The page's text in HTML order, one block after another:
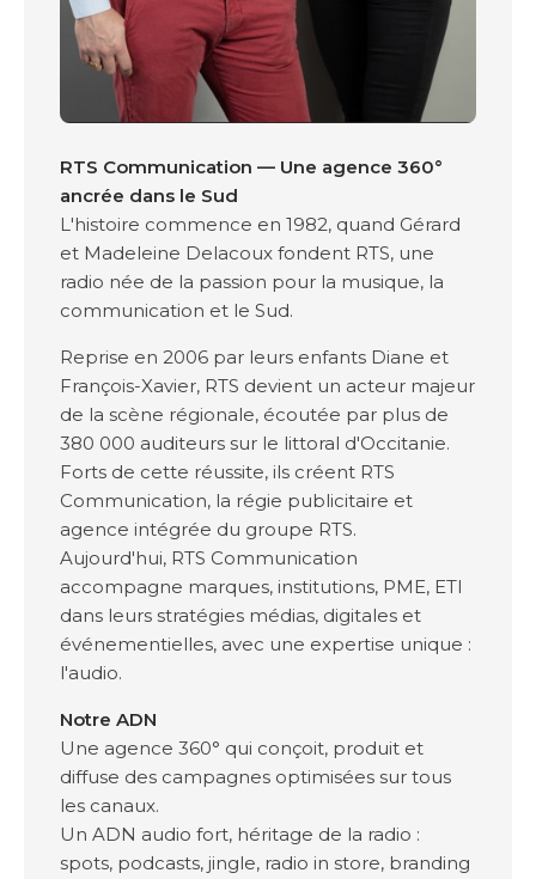
RTS Communication — Une agence 360°
ancrée dans le Sud
L'histoire commence en 1982, quand Gérard
et Madeleine Delacoux fondent RTS, une
radio née de la passion pour la musique, la
communication et le Sud.
Reprise en 2006 par leurs enfants Diane et
François-Xavier, RTS devient un acteur majeur
de la scène régionale, écoutée par plus de
380 000 auditeurs sur le littoral d'Occitanie.
Forts de cette réussite, ils créent RTS
Communication, la régie publicitaire et
agence intégrée du groupe RTS.
Aujourd'hui, RTS Communication
accompagne marques, institutions, PME, ETI
dans leurs stratégies médias, digitales et
événementielles, avec une expertise unique :
l'audio.
Notre ADN
Une agence 360° qui conçoit, produit et
diffuse des campagnes optimisées sur tous
les canaux.
Un ADN audio fort, héritage de la radio :
spots, podcasts, jingle, radio in store, branding